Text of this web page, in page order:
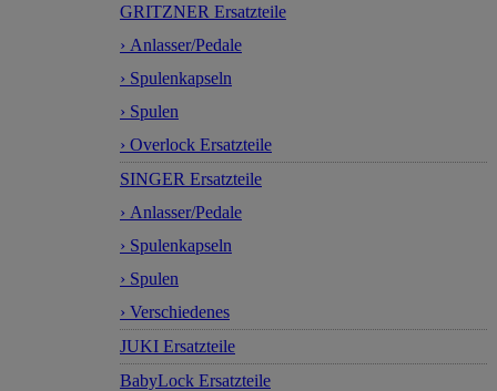
GRITZNER Ersatzteile
› Anlasser/Pedale
› Spulenkapseln
› Spulen
› Overlock Ersatzteile
SINGER Ersatzteile
› Anlasser/Pedale
› Spulenkapseln
› Spulen
› Verschiedenes
JUKI Ersatzteile
BabyLock Ersatzteile